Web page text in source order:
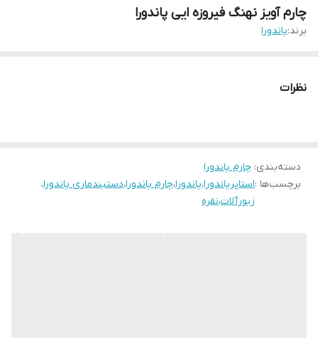
چارم آویز نهنگ فیروزه ایی پاندورا
برند:پاندورا
نظرات
دسته‌بندی: چارم پاندورا
برچسب‌ها :استاپرپاندورا،پاندورا،چارم پاندورا،دستبندماری پاندورا،
زیورآلات،نقره